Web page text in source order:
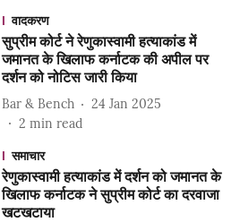
वादकरण
सुप्रीम कोर्ट ने रेणुकास्वामी हत्याकांड में
जमानत के खिलाफ कर्नाटक की अपील पर
दर्शन को नोटिस जारी किया
Bar & Bench
24 Jan 2025
2 min read
समाचार
रेणुकास्वामी हत्याकांड में दर्शन को जमानत के
खिलाफ कर्नाटक ने सुप्रीम कोर्ट का दरवाजा
खटखटाया